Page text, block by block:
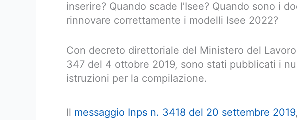
inserire? Quando scade l’Isee? Quando sono i
rinnovare correttamente i modelli Isee 2022?
Con decreto direttoriale del Ministero del
347 del 4 ottobre 2019, sono stati pubblicati i
istruzioni per la compilazione.
Il messaggio Inps n. 3418 del 20 settembre 2019